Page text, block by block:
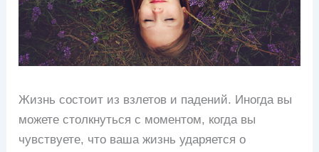
Жизнь состоит из взлетов и падений. Иногда вы
можете столкнуться с моментом, когда вы
чувствуете, что ваша жизнь ударяется о